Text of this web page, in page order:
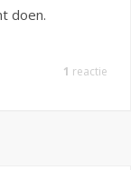
doen.
1 reactie